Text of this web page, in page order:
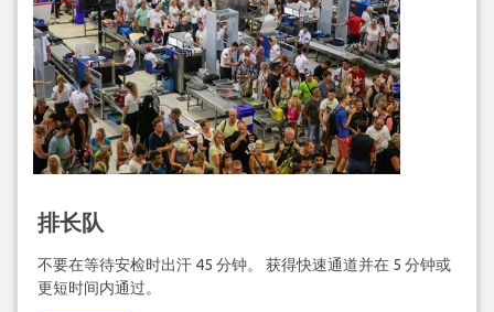
排长队
不要在等待安检时出汗 45 分钟。 获得快速通道并在 5 分钟或
更短时间内通过。